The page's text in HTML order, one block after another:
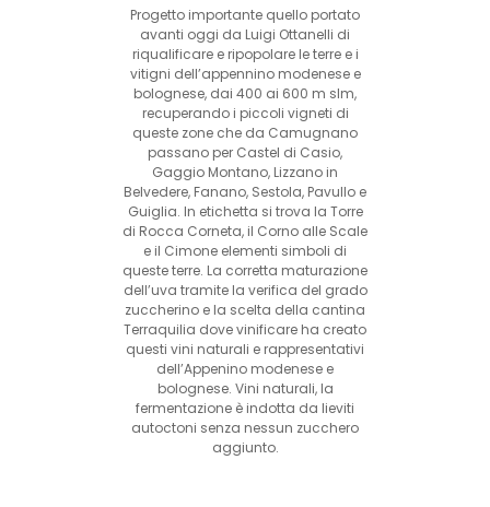
Progetto importante quello portato
avanti oggi da Luigi Ottanelli di
riqualificare e ripopolare le terre e i
vitigni dell’appennino modenese e
bolognese, dai 400 ai 600 m slm,
recuperando i piccoli vigneti di
queste zone che da Camugnano
passano per Castel di Casio,
Gaggio Montano, Lizzano in
Belvedere, Fanano, Sestola, Pavullo e
Guiglia. In etichetta si trova la Torre
di Rocca Corneta, il Corno alle Scale
e il Cimone elementi simboli di
queste terre. La corretta maturazione
dell’uva tramite la verifica del grado
zuccherino e la scelta della cantina
Terraquilia dove vinificare ha creato
questi vini naturali e rappresentativi
dell’Appenino modenese e
bolognese. Vini naturali, la
fermentazione è indotta da lieviti
autoctoni senza nessun zucchero
aggiunto.